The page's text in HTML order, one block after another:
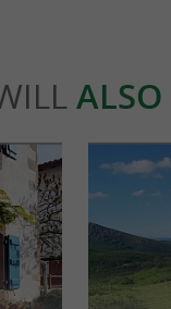
ALSO